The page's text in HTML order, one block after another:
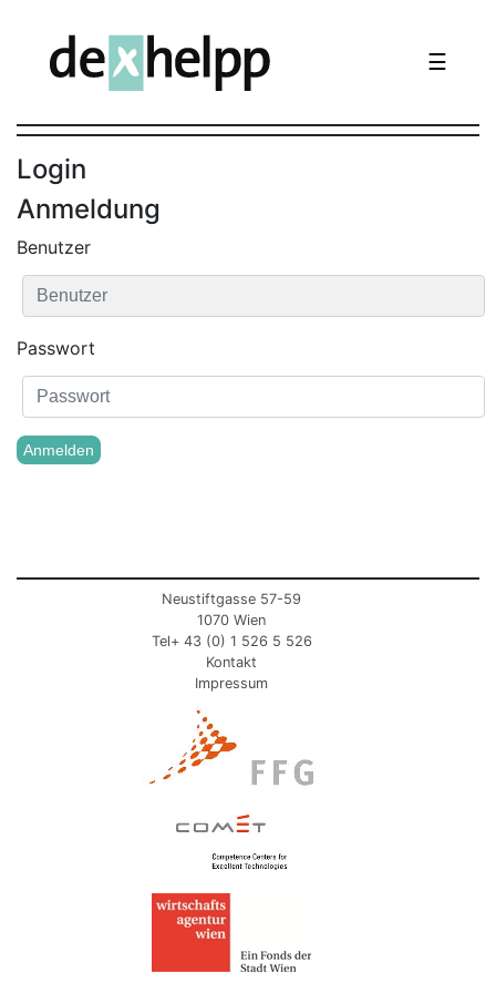
☰
Login
Anmeldung
Benutzer
Passwort
Anmelden
Neustiftgasse 57-59
1070 Wien
Tel+ 43 (0) 1 526 5 526
Kontakt
Impressum